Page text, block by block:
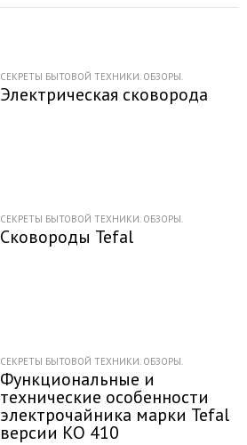
СЕКРЕТЫ БЫТОВОЙ ТЕХНИКИ. ОБЗОРЫ.
Электрическая сковорода
СЕКРЕТЫ БЫТОВОЙ ТЕХНИКИ. ОБЗОРЫ.
Сковороды Tefal
СЕКРЕТЫ БЫТОВОЙ ТЕХНИКИ. ОБЗОРЫ.
Функциональные и
технические особенности
электрочайника марки Tefal
версии KO 410